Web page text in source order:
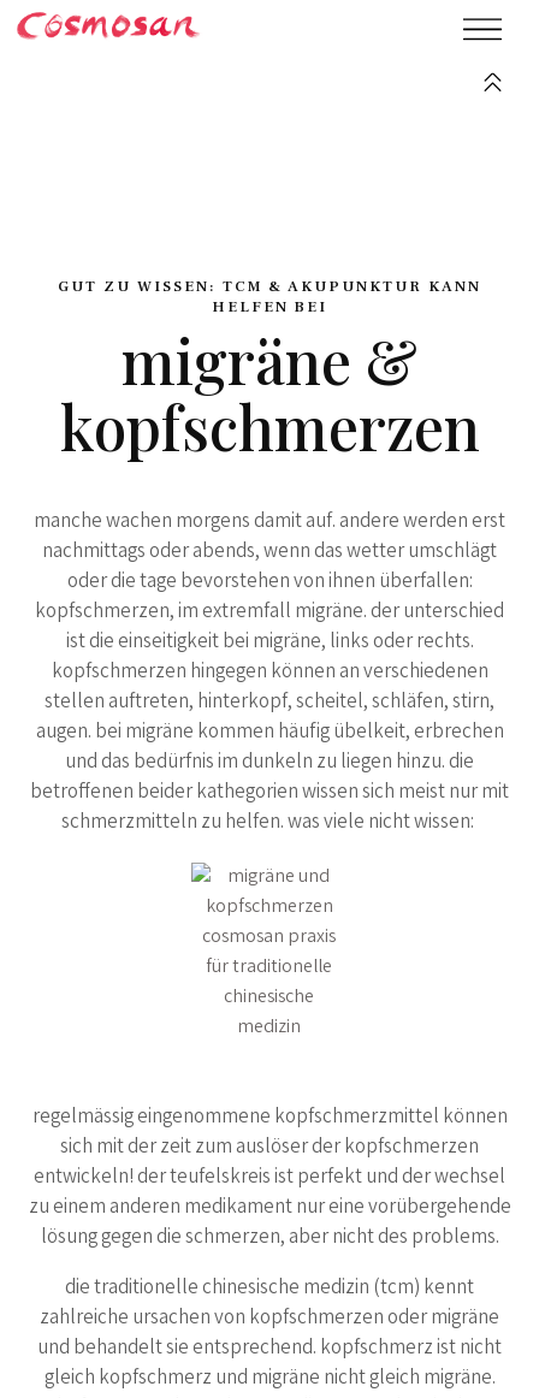
GUT ZU WISSEN: TCM & AKUPUNKTUR KANN
HELFEN BEI
migräne &
kopfschmerzen
manche wachen morgens damit auf. andere werden erst
nachmittags oder abends, wenn das wetter umschlägt
oder die tage bevorstehen von ihnen überfallen:
kopfschmerzen, im extremfall migräne. der unterschied
ist die einseitigkeit bei migräne, links oder rechts.
kopfschmerzen hingegen können an verschiedenen
stellen auftreten, hinterkopf, scheitel, schläfen, stirn,
augen. bei migräne kommen häufig übelkeit, erbrechen
und das bedürfnis im dunkeln zu liegen hinzu. die
betroffenen beider kathegorien wissen sich meist nur mit
schmerzmitteln zu helfen. was viele nicht wissen:
regelmässig eingenommene kopfschmerzmittel können
sich mit der zeit zum auslöser der kopfschmerzen
entwickeln! der teufelskreis ist perfekt und der wechsel
zu einem anderen medikament nur eine vorübergehende
lösung gegen die schmerzen, aber nicht des problems.
die traditionelle chinesische medizin (tcm) kennt
zahlreiche ursachen von kopfschmerzen oder migräne
und behandelt sie entsprechend. kopfschmerz ist nicht
gleich kopfschmerz und migräne nicht gleich migräne.